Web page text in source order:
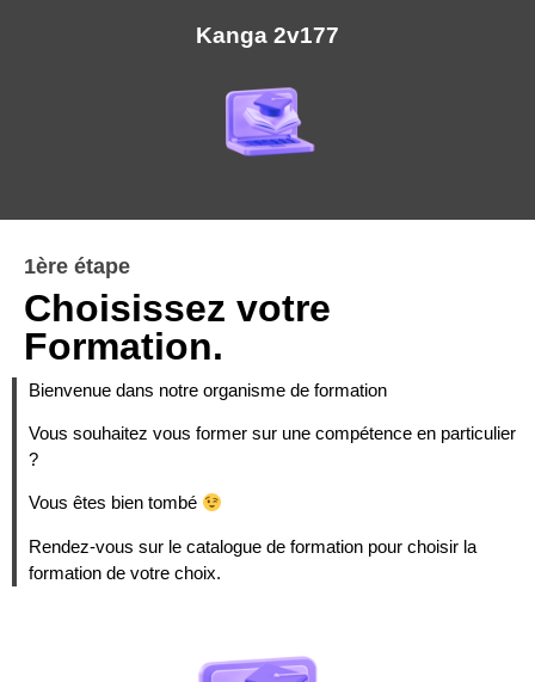
Kanga 2v177
1ère étape
Choisissez votre
Formation.
Bienvenue dans notre organisme de formation
Vous souhaitez vous former sur une compétence en particulier
?
Vous êtes bien tombé
Rendez-vous sur le catalogue de formation pour choisir la
formation de votre choix.